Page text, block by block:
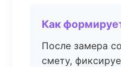
Как
После замера
смету,